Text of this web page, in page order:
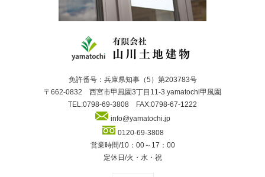
免許番号：兵庫県知事（5）第203783号
〒662-0832 西宮市甲風園3丁目11-3 yamatochi甲風園
TEL:0798-69-3808 FAX:0798-67-1222
info@yamatochi.jp
0120-69-3808
営業時間/10：00～17：00
定休日/火・水・祝